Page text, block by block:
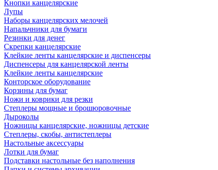
Кнопки канцелярские
Лупы
Наборы канцелярских мелочей
Напальчники для бумаги
Резинки для денег
Скрепки канцелярские
Клейкие ленты канцелярские и диспенсеры
Диспенсеры для канцелярской ленты
Клейкие ленты канцелярские
Конторское оборудование
Корзины для бумаг
Ножи и коврики для резки
Степлеры мощные и брошюровочные
Дыроколы
Ножницы канцелярские, ножницы детские
Степлеры, скобы, антистеплеры
Настольные аксессуары
Лотки для бумаг
Подставки настольные без наполнения